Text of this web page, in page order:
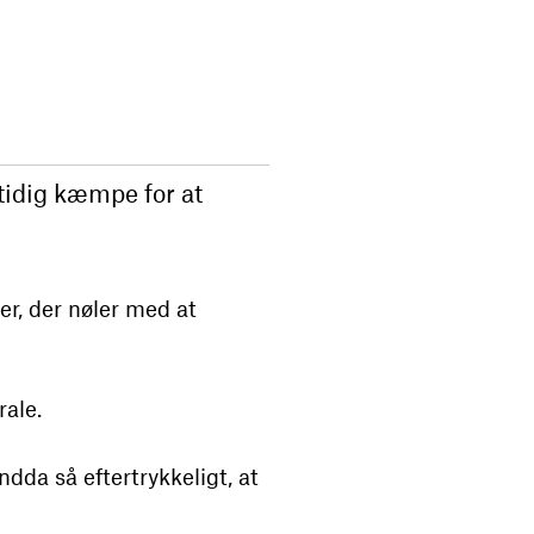
kæmpe for at
der nøler med at
så eftertrykkeligt, at